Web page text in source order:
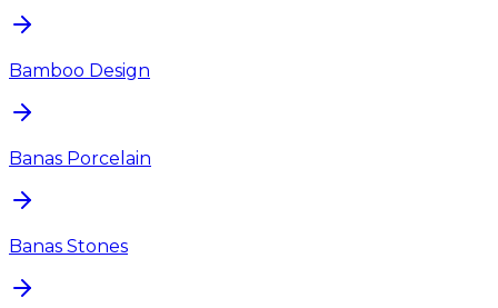
Bamboo Design
Banas Porcelain
Banas Stones